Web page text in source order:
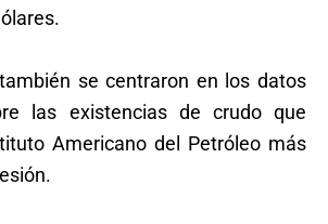
se centraron en los datos
las existencias de crudo que
Americano del Petróleo más